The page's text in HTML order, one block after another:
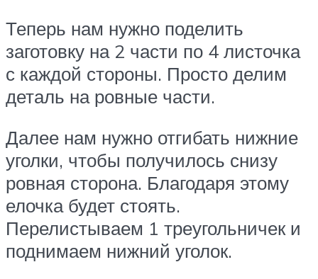
Теперь нам нужно поделить
заготовку на 2 части по 4 листочка
с каждой стороны. Просто делим
деталь на ровные части.
Далее нам нужно отгибать нижние
уголки, чтобы получилось снизу
ровная сторона. Благодаря этому
елочка будет стоять.
Перелистываем 1 треугольничек и
поднимаем нижний уголок.